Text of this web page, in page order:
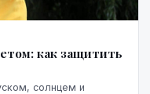
как защитить
солнцем и